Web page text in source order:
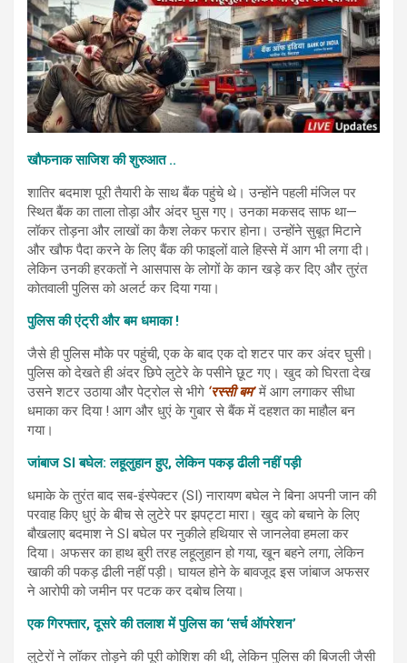
खौफनाक साजिश की शुरुआत ..
शातिर बदमाश पूरी तैयारी के साथ बैंक पहुंचे थे। उन्होंने पहली मंजिल पर
स्थित बैंक का ताला तोड़ा और अंदर घुस गए। उनका मकसद साफ था—
लॉकर तोड़ना और लाखों का कैश लेकर फरार होना। उन्होंने सुबूत मिटाने
और खौफ पैदा करने के लिए बैंक की फाइलों वाले हिस्से में आग भी लगा दी।
लेकिन उनकी हरकतों ने आसपास के लोगों के कान खड़े कर दिए और तुरंत
कोतवाली पुलिस को अलर्ट कर दिया गया।
पुलिस की एंट्री और बम धमाका !
जैसे ही पुलिस मौके पर पहुंची, एक के बाद एक दो शटर पार कर अंदर घुसी।
पुलिस को देखते ही अंदर छिपे लुटेरे के पसीने छूट गए। खुद को घिरता देख
उसने शटर उठाया और पेट्रोल से भीगे ‘रस्सी बम’में आग लगाकर सीधा
धमाका कर दिया ! आग और धुएं के गुबार से बैंक में दहशत का माहौल बन
गया।
जांबाज SI बघेल: लहूलुहान हुए, लेकिन पकड़ ढीली नहीं पड़ी
धमाके के तुरंत बाद सब-इंस्पेक्टर (SI) नारायण बघेल ने बिना अपनी जान की
परवाह किए धुएं के बीच से लुटेरे पर झपट्टा मारा। खुद को बचाने के लिए
बौखलाए बदमाश ने SI बघेल पर नुकीले हथियार से जानलेवा हमला कर
दिया। अफसर का हाथ बुरी तरह लहूलुहान हो गया, खून बहने लगा, लेकिन
खाकी की पकड़ ढीली नहीं पड़ी। घायल होने के बावजूद इस जांबाज अफसर
ने आरोपी को जमीन पर पटक कर दबोच लिया।
एक गिरफ्तार, दूसरे की तलाश में पुलिस का ‘सर्च ऑपरेशन’
लुटेरों ने लॉकर तोड़ने की पूरी कोशिश की थी, लेकिन पुलिस की बिजली जैसी